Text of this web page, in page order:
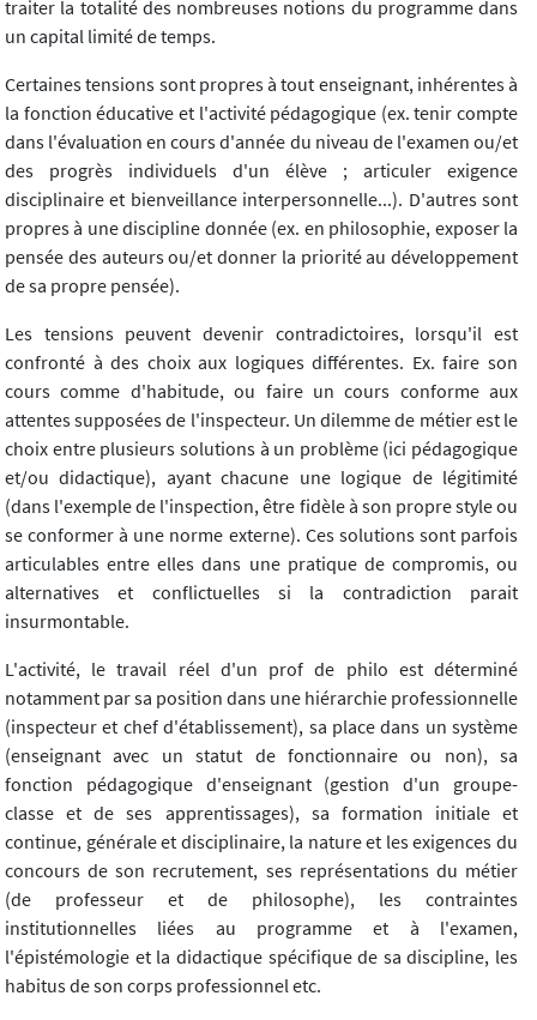
traiter la totalité des nombreuses notions du programme dans
un capital limité de temps.
Certaines tensions sont propres à tout enseignant, inhérentes à
la fonction éducative et l'activité pédagogique (ex. tenir compte
dans l'évaluation en cours d'année du niveau de l'examen ou/et
des progrès individuels d'un élève ; articuler exigence
disciplinaire et bienveillance interpersonnelle...). D'autres sont
propres à une discipline donnée (ex. en philosophie, exposer la
pensée des auteurs ou/et donner la priorité au développement
de sa propre pensée).
Les tensions peuvent devenir contradictoires, lorsqu'il est
confronté à des choix aux logiques différentes. Ex. faire son
cours comme d'habitude, ou faire un cours conforme aux
attentes supposées de l'inspecteur. Un dilemme de métier est le
choix entre plusieurs solutions à un problème (ici pédagogique
et/ou didactique), ayant chacune une logique de légitimité
(dans l'exemple de l'inspection, être fidèle à son propre style ou
se conformer à une norme externe). Ces solutions sont parfois
articulables entre elles dans une pratique de compromis, ou
alternatives et conflictuelles si la contradiction parait
insurmontable.
L'activité, le travail réel d'un prof de philo est déterminé
notamment par sa position dans une hiérarchie professionnelle
(inspecteur et chef d'établissement), sa place dans un système
(enseignant avec un statut de fonctionnaire ou non), sa
fonction pédagogique d'enseignant (gestion d'un groupe-
classe et de ses apprentissages), sa formation initiale et
continue, générale et disciplinaire, la nature et les exigences du
concours de son recrutement, ses représentations du métier
(de professeur et de philosophe), les contraintes
institutionnelles liées au programme et à l'examen,
l'épistémologie et la didactique spécifique de sa discipline, les
habitus de son corps professionnel etc.